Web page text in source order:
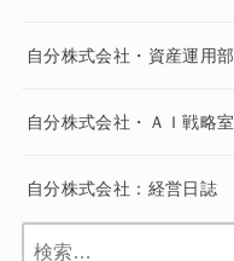
自分株式会社・資産運用部
自分株式会社・ＡＩ戦略室
自分株式会社：経営日誌